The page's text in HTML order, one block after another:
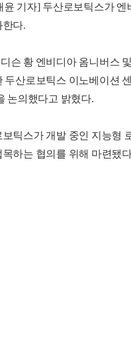
기자] 두산로보틱스가
한다.
슨 황 엔비디아 옴니버스
두산로보틱스 이노베이션
논의했다고 밝혔다.
틱스가 개발 중인 지능형
하는 협의를 위해 마련됐